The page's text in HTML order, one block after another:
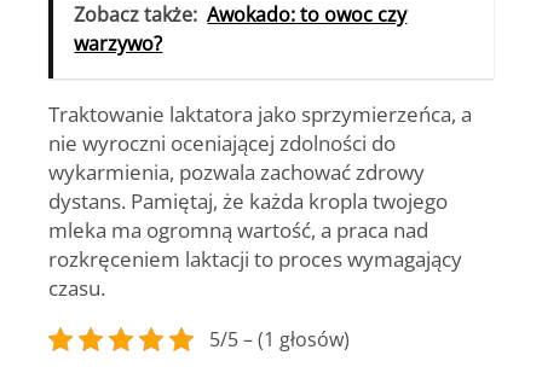
Zobacz także: Awokado: to owoc czy
warzywo?
Traktowanie laktatora jako sprzymierzeńca, a
nie wyroczni oceniającej zdolności do
wykarmienia, pozwala zachować zdrowy
dystans. Pamiętaj, że każda kropla twojego
mleka ma ogromną wartość, a praca nad
rozkręceniem laktacji to proces wymagający
czasu.
5/5 – (1 głosów)